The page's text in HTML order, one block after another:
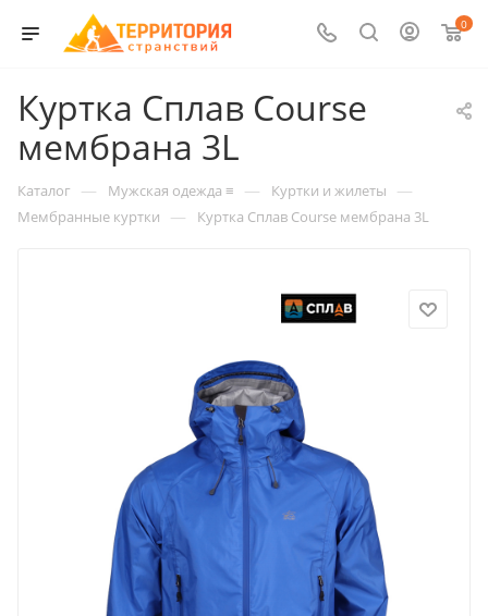
0
Куртка Сплав Course
мембрана 3L
Каталог — Мужская одежда ≡ — Куртки и жилеты —
Мембранные куртки — Куртка Сплав Course мембрана 3L